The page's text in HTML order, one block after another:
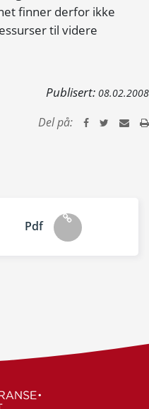
finner derfor ikke
til videre
Publisert: 08.02.2008
Del på:
Pdf